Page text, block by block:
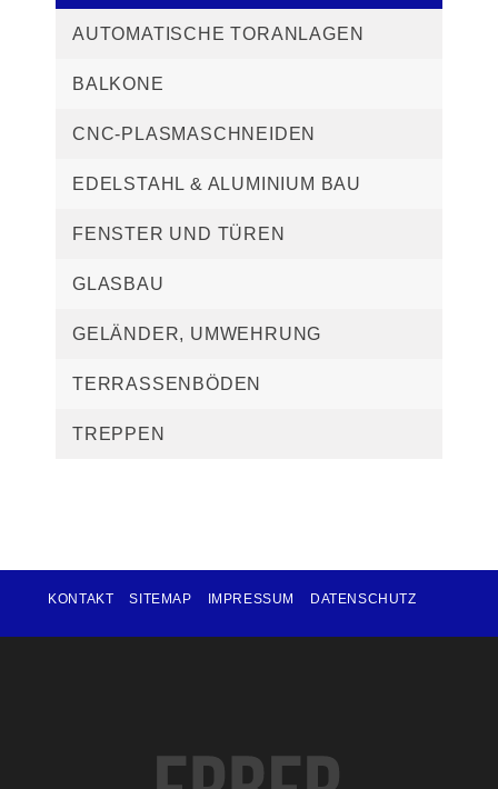
AUTOMATISCHE TORANLAGEN
BALKONE
CNC-PLASMASCHNEIDEN
EDELSTAHL & ALUMINIUM BAU
FENSTER UND TÜREN
GLASBAU
GELÄNDER, UMWEHRUNG
TERRASSENBÖDEN
TREPPEN
KONTAKT SITEMAP IMPRESSUM DATENSCHUTZ